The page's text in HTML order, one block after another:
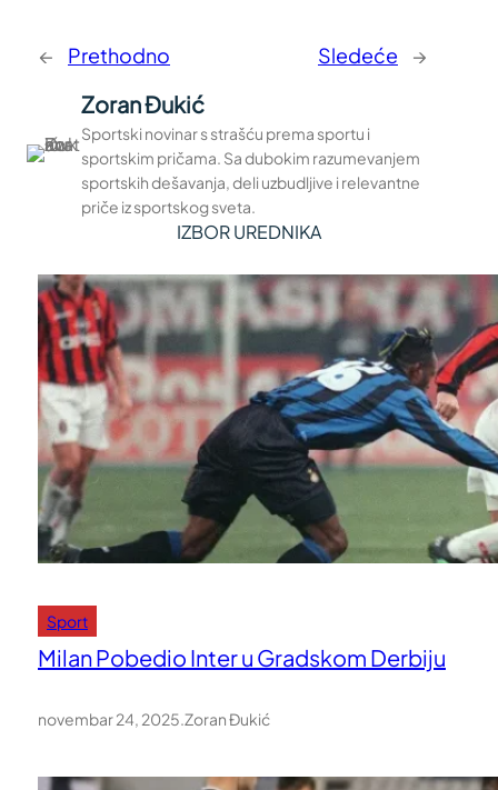
← Prethodno Sledeće →
Zoran Đukić
Sportski novinar s strašću prema sportu i
sportskim pričama. Sa dubokim razumevanjem
sportskih dešavanja, deli uzbudljive i relevantne
priče iz sportskog sveta.
IZBOR UREDNIKA
Sport
Milan Pobedio Inter u Gradskom Derbiju
novembar 24, 2025.Zoran Đukić